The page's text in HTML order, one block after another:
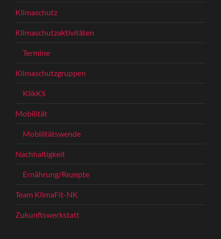
Klimaschutz
Klimaschutzaktivitäten
Termine
Klimaschutzgruppen
KlikKS
Mobilität
Mobilitätswende
Nachhaltigkeit
Ernährung/Rezepte
Team KlimaFit-NK
Zukunftswerkstatt